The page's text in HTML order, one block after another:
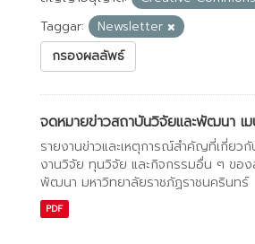
Taggar:
Newsletter
กรองผลลัพธ์
จดหมายข่าวสถาบันวิจัยและพัฒนา เ
รายงานข่าวและเหตุการณ์สำคัญที่เกี่ยว
งานวิจัย ทุนวิจัย และกิจกรรมอื่น ๆ ของ
พัฒนา มหาวิทยาลัยราชภัฏราชนครินทร์
PDF